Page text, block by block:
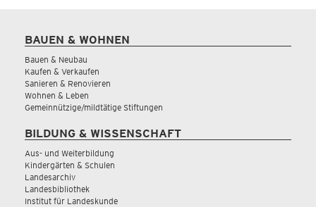
BAUEN & WOHNEN
Bauen & Neubau
Kaufen & Verkaufen
Sanieren & Renovieren
Wohnen & Leben
Gemeinnützige/mildtätige Stiftungen
BILDUNG & WISSENSCHAFT
Aus- und Weiterbildung
Kindergärten & Schulen
Landesarchiv
Landesbibliothek
Institut für Landeskunde